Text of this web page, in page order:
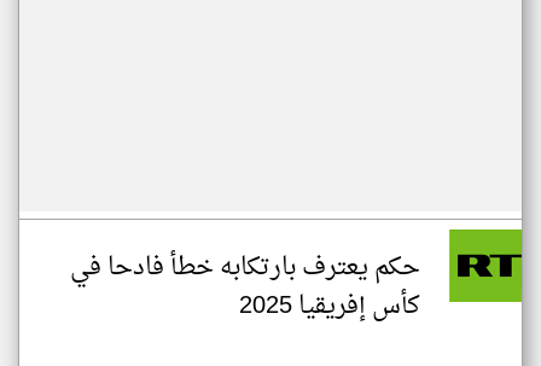
حكم يعترف بارتكابه خطأ فادحا في
كأس إفريقيا 2025